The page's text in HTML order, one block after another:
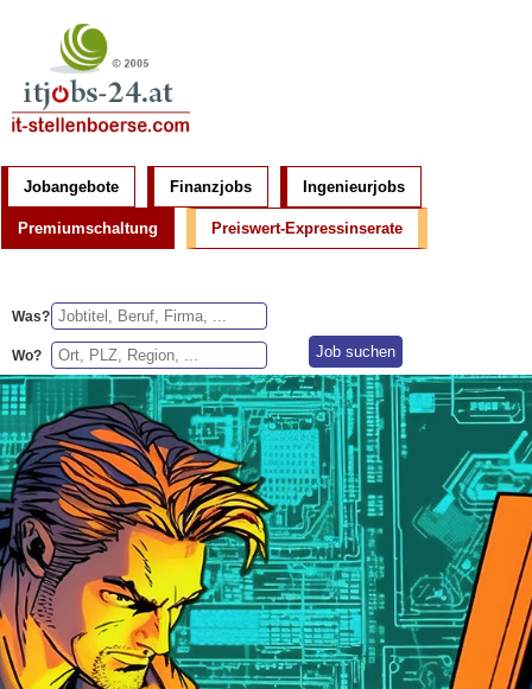
Jobangebote Finanzjobs Ingenieurjobs
Premiumschaltung Preiswert-Expressinserate
Was?
Wo?